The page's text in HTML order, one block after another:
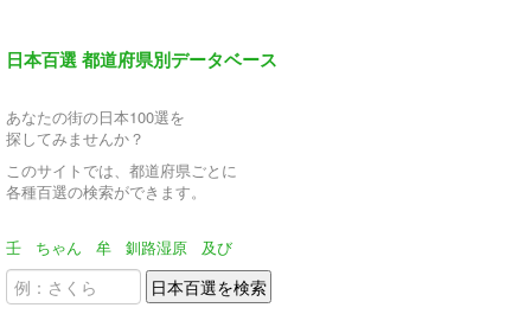
日本百選 都道府県別データベース
あなたの街の日本100選を
探してみませんか？
このサイトでは、都道府県ごとに
各種百選の検索ができます。
壬 ちゃん 牟 釧路湿原 及び